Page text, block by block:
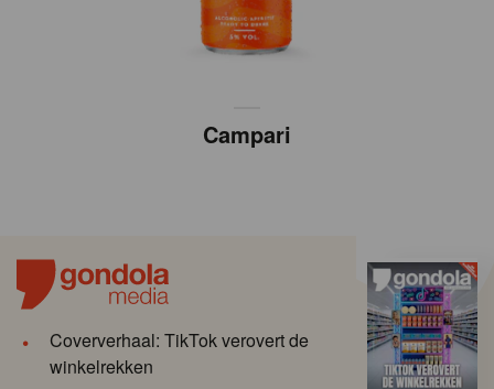
Campari
Coververhaal: TikTok verovert de
winkelrekken